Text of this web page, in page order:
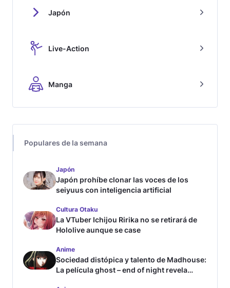
Japón
Live-Action
Manga
Populares de la semana
Japón
Japón prohíbe clonar las voces de los
seiyuus con inteligencia artificial
Cultura Otaku
La VTuber Ichijou Ririka no se retirará de
Hololive aunque se case
Anime
Sociedad distópica y talento de Madhouse:
La película ghost – end of night revela